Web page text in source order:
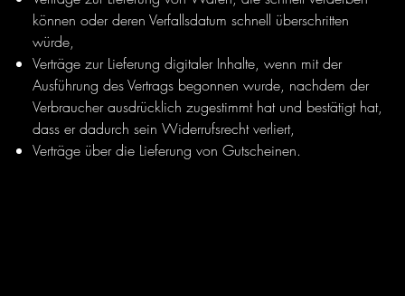
können oder deren Verfallsdatum schnell überschritten
würde,
Verträge zur Lieferung digitaler Inhalte, wenn mit der
Ausführung des Vertrags begonnen wurde, nachdem der
Verbraucher ausdrücklich zugestimmt hat und bestätigt hat,
dass er dadurch sein Widerrufsrecht verliert,
Verträge über die Lieferung von Gutscheinen.